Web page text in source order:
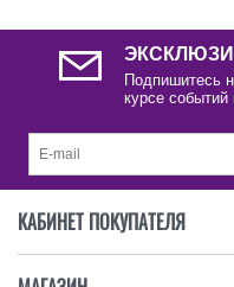
Подпишитесь
курсе событий
КАБИНЕТ ПОКУПАТЕЛЯ